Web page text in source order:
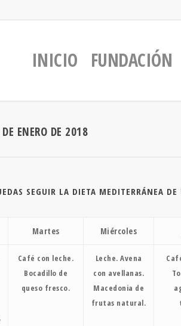
INICIO FUNDACIÓN
ENERO DE 2018
SEGUIR LA DIETA MEDITERRÁNEA
Martes Miércoles
Café con leche.
Bocadillo de
queso fresco.
Leche. Avena
con avellanas.
Macedonia de
frutas natural.